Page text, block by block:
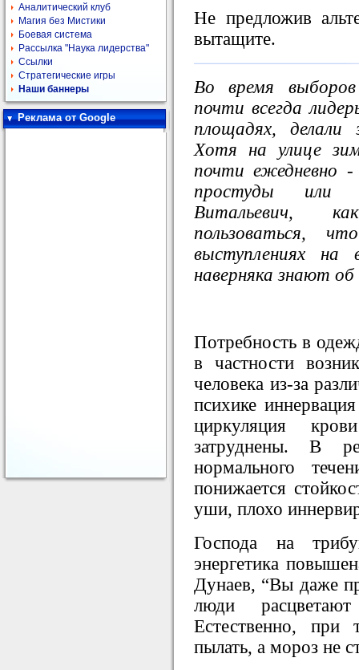
Аналитический клуб
Магия без Мистики
Боевая система
Рассылка "Наука лидерства"
Ссылки
Стратегические игры
Наши баннеры
Реклама от Google
Не предложив
вытащите.
Во время
почти всегда
площадях,
Хотя на улице
почти ежедневно
простуды или
Витальевич,
пользоваться,
выступлениях
наверняка знают
Потребность в
в частности
человека из-за
психике
циркуляция
затруднены. В
нормального
понижается
уши, плохо
Господа на
энергетика
Дунаев, “Вы даже
люди
Естественно, при
пылать, а мороз не